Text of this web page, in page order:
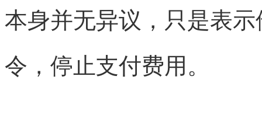
本身并无异议，只是表
令，停止支付费用。